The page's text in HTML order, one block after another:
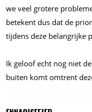
we veel grotere
betekent dus dat de
tijdens deze belangrijke
Ik geloof echt nog niet
buiten komt omtrent